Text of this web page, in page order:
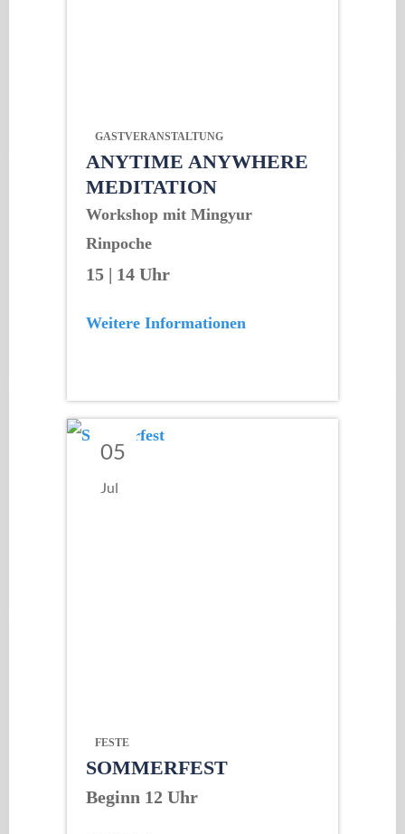
GASTVERANSTALTUNG
ANYTIME ANYWHERE
MEDITATION
Workshop mit Mingyur
Rinpoche
15 | 14 Uhr
Weitere Informationen
05
Jul
FESTE
SOMMERFEST
Beginn 12 Uhr